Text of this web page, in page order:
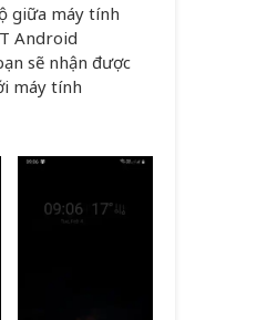
giữa máy tính
Android
sẽ nhận được
máy tính